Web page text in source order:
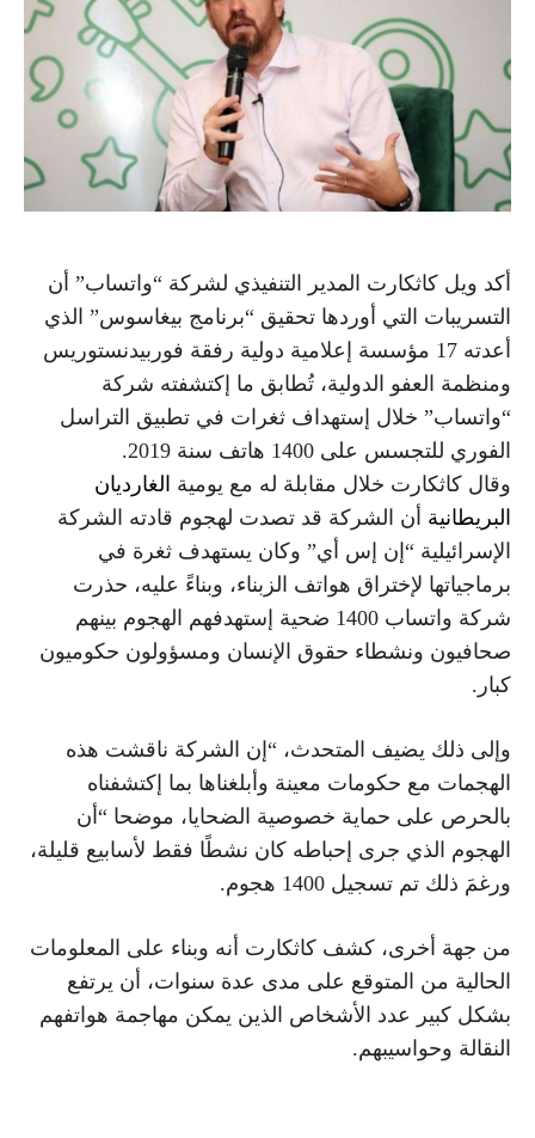
أكد ويل كاثكارت المدير التنفيذي لشركة “واتساب” أن
التسريبات التي أوردها تحقيق “برنامج بيغاسوس” الذي
أعدته 17 مؤسسة إعلامية دولية رفقة فوربيدنستوريس
ومنظمة العفو الدولية، تُطابق ما إكتشفته شركة
“واتساب” خلال إستهداف ثغرات في تطبيق التراسل
الفوري للتجسس على 1400 هاتف سنة 2019.
وقال كاثكارت خلال مقابلة له مع يومية الغارديان
البريطانية أن الشركة قد تصدت لهجوم قادته الشركة
الإسرائيلية “إن إس أي” وكان يستهدف ثغرة في
برماجياتها لإختراق هواتف الزبناء، وبناءً عليه، حذرت
شركة واتساب 1400 ضحية إستهدفهم الهجوم بينهم
صحافيون ونشطاء حقوق الإنسان ومسؤولون حكوميون
كبار.
وإلى ذلك يضيف المتحدث، “إن الشركة ناقشت هذه
الهجمات مع حكومات معينة وأبلغناها بما إكتشفناه
بالحرص على حماية خصوصية الضحايا، موضحا “أن
الهجوم الذي جرى إحباطه كان نشطًا فقط لأسابيع قليلة،
ورغمَ ذلك تم تسجيل 1400 هجوم.
من جهة أخرى، كشف كاثكارت أنه وبناء على المعلومات
الحالية من المتوقع على مدى عدة سنوات، أن يرتفع
بشكل كبير عدد الأشخاص الذين يمكن مهاجمة هواتفهم
النقالة وحواسيبهم.